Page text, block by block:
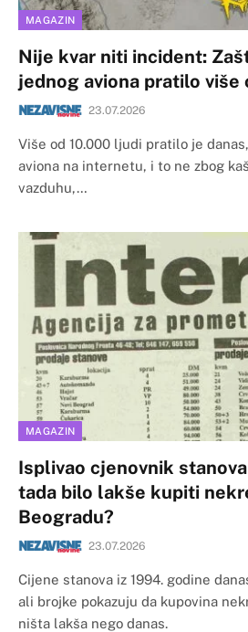
MAGAZIN
Nije kvar niti incident:
jednog aviona pratilo više
23.07.2026
Više od 10.000 ljudi pratilo je
aviona na internetu, i to ne zbog
vazduhu,…
MAGAZIN
Isplivao cjenovnik
tada bilo lakše kupiti
Beogradu?
23.07.2026
Cijene stanova iz 1994. godine
ali brojke pokazuju da kupovina
ništa lakša nego danas.